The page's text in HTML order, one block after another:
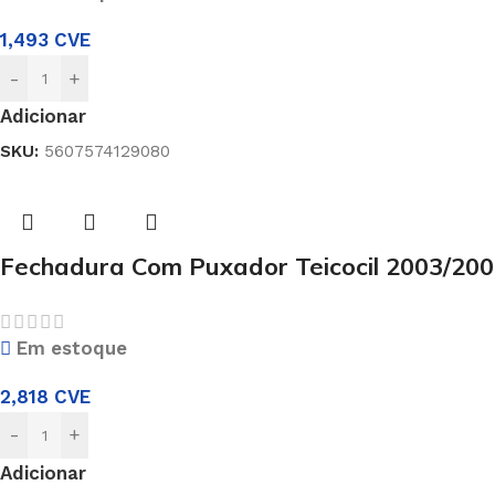
1,493 CVE
-
+
Adicionar
SKU: 5607574129080
Fechadura Com Puxador Teicocil 2003/
Em estoque
2,818 CVE
-
+
Adicionar